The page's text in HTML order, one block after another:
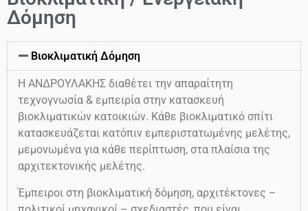
Δόμηση
Βιοκλιματική Δόμηση
Η ΑΝΔΡΟΥΛΑΚΗΣ διαθέτει την απαραίτητη
τεχνογνωσία & εμπειρία στην κατασκευή
βιοκλιματικών κατοικιών. Κάθε βιοκλιματικό σπίτι
κατασκευάζεται κατόπιν εμπεριστατωμένης μελέτης,
μεμονωμένα για κάθε περίπτωση, στα πλαίσια της
αρχιτεκτονικής μελέτης.
Έμπειροι στη βιοκλιματική δόμηση, αρχιτέκτονες –